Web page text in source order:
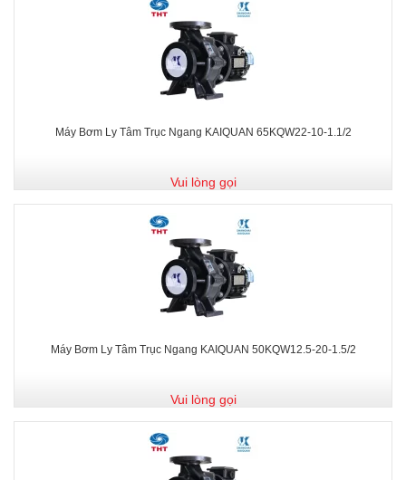
Máy Bơm Ly Tâm Trục Ngang KAIQUAN 65KQW22-10-1.1/2
Vui lòng gọi
Máy Bơm Ly Tâm Trục Ngang KAIQUAN 50KQW12.5-20-1.5/2
Vui lòng gọi